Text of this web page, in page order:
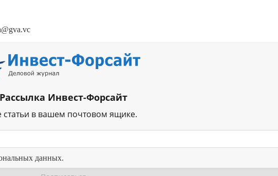
Рассылка Инвест-Форсайт
в вашем почтовом ящике.
данных.